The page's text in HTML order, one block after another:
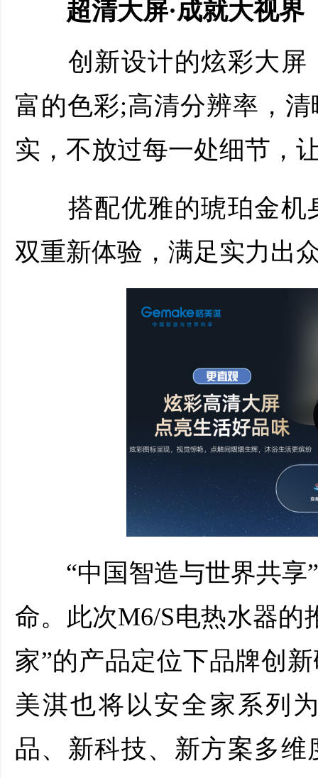
超清大屏·成就大视界
创新设计的炫彩大屏
富的色彩;高清分辨率，
实，不放过每一处细节，
搭配优雅的琥珀金机
双重新体验，满足实力出
“中国智造与世界共享”
命。此次M6/S电热水器的
家”的产品定位下品牌创
美淇也将以安全家系列
品、新科技、新方案多